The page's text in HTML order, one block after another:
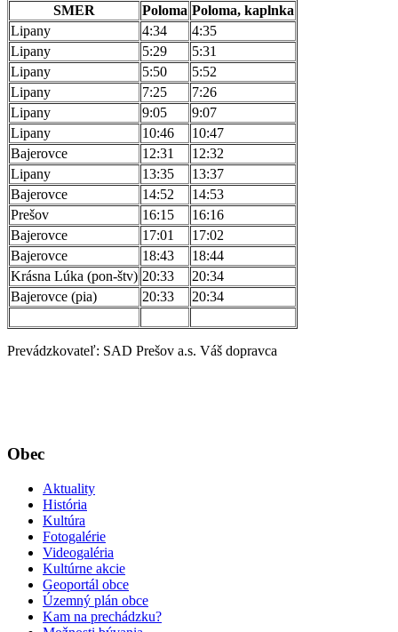
SMER Poloma Poloma, kaplnka
Lipany
4:34
4:35
Lipany
5:29
5:31
Lipany
5:50
5:52
Lipany
7:25
7:26
Lipany
9:05
9:07
Lipany
10:46
10:47
Bajerovce
12:31
12:32
Lipany
13:35
13:37
Bajerovce
14:52
14:53
Prešov
16:15
16:16
Bajerovce
17:01
17:02
Bajerovce
18:43
18:44
Krásna Lúka (pon-štv) 20:33
20:34
Bajerovce (pia)
20:33 20:34
Prevádzkovateľ: SAD Prešov a.s. Váš dopravca
Obec
Aktuality
História
Kultúra
Fotogalérie
Videogaléria
Kultúrne akcie
Geoportál obce
Územný plán obce
Kam na prechádzku?